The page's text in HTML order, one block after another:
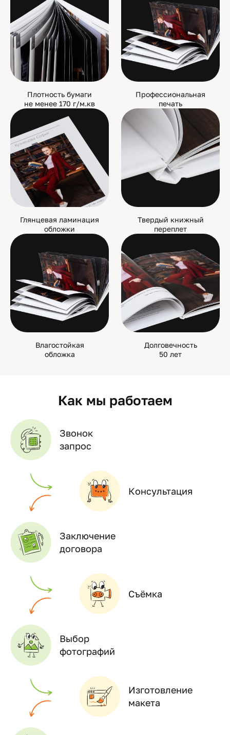
Плотность бумаги
не менее 170 г/м.кв
Профессиональная
печать
Глянцевая ламинация
обложки
Твердый книжный
переплет
Влагостойкая
обложка
Долговечность
50 лет
Как мы работаем
Звонок
запрос
Консультация
Заключение
договора
Съёмка
Выбор
фотографий
Изготовление
макета